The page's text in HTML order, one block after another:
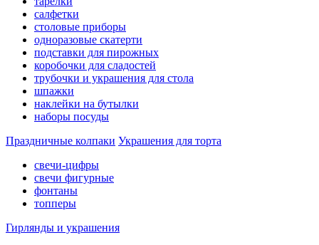
салфетки
столовые приборы
одноразовые скатерти
подставки для пирожных
коробочки для сладостей
трубочки и украшения для стола
шпажки
наклейки на бутылки
наборы посуды
Праздничные колпаки Украшения для торта
свечи-цифры
свечи фигурные
фонтаны
топперы
Гирлянды и украшения